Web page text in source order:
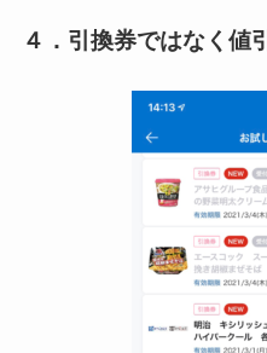
４．引換券ではなく値